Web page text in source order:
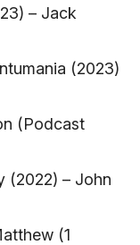
– Jack
(2023)
(Podcast
(2022) – John
(1